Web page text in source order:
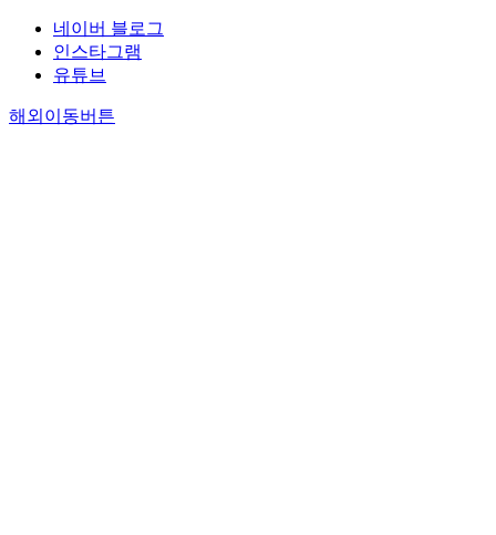
네이버 블로그
인스타그램
유튜브
해외이동버튼